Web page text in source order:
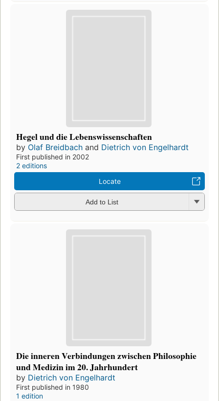
Hegel und die Lebenswissenschaften
by Olaf Breidbach and Dietrich von Engelhardt
First published in 2002
2 editions
Locate
Add to List
Die inneren Verbindungen zwischen Philosophie
und Medizin im 20. Jahrhundert
by Dietrich von Engelhardt
First published in 1980
1 edition